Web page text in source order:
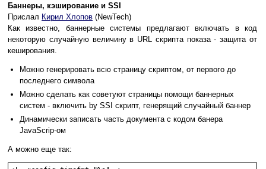
Баннеры, кэширование и SSI
Прислал Кирил Хлопов (NewTech)
Как известно, баннерные системы предлагают включать в код
некоторую случайную величину в URL скрипта показа - защита от
кеширования.
Можно генерировать всю страницу скриптом, от первого до
последнего символа
Можно сделать как советуют страницы помощи баннерных
систем - включить by SSI скрипт, генерящий случайный баннер
Динамически записать часть документа с кодом банера
JavaScrip-ом
А можно еще так: